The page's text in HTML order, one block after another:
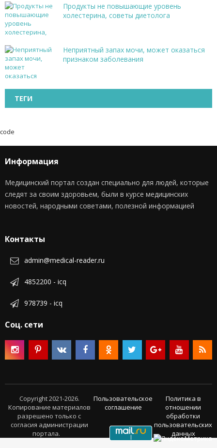
Продукты не повышающие уровень
холестерина, советы диетолога
Неприятный запах мочи, может оказаться
признаком заболевания
ТЕГИ
code
Информация
Медицинский портал создан специально для людей, которые
следят за своим здоровьем, были в курсе медицинских
новостей, народными советами, полезной информацией
Контакты
admin@medical-reader.ru
4852200 - icq
978739 - icq
Соц. сети
Copyright 2021-2026.
Копирование материалов
разрешено только с
согласия администрации
портала.
Пользовательское
соглашение
Политика в
отношении
обработки
пользовательских
данных